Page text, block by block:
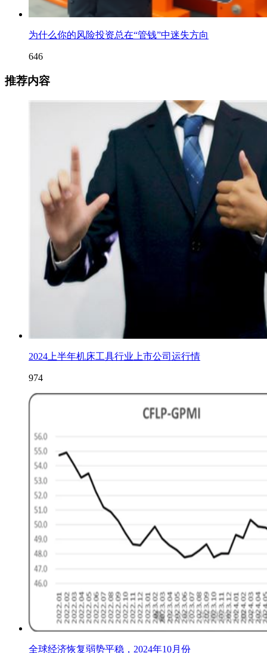
为什么你的风险投资总在“管钱”中迷失方向
646
推荐内容
2024上半年机床工具行业上市公司运行情
974
全球经济恢复弱势平稳，2024年10月份